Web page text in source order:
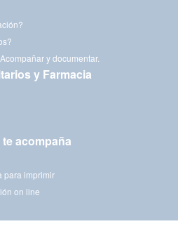
y documentar.
y Farmacia
acompaña
para imprimir
on line